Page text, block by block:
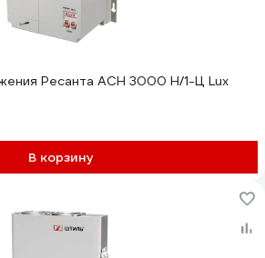
Ресанта АСН 3000 Н/1-Ц Lux
В корзину